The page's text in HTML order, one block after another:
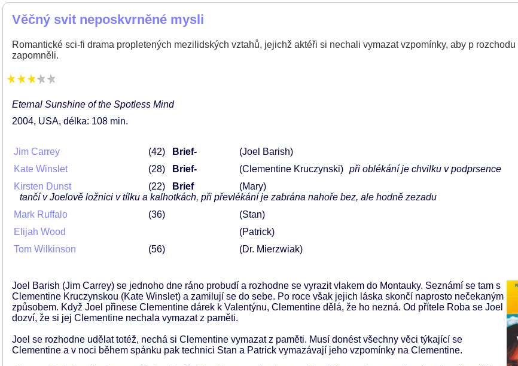
Věčný svit neposkvrněné mysli
Romantické sci-fi drama propletených mezilidských vztahů, jejichž aktéři si nechali vymazat vzpomínky, aby p
zapomněli.
Eternal Sunshine of the Spotless Mind
2004 USA délka: 108 min
Jim Carrey 42 Brief-
(Joel Barish)
Kate Winslet
28 Brief- (Clementine Kruczynski) při oblékání je chvilku v podprsence
Kirsten Dunst
22 Brief
(Mary)
tančí v Joelově ložnici v tílku a kalhotkách, při převlékání je zabrána nahoře bez, ale hodně zezadu
Mark Ruffalo
36
(Stan)
Elijah Wood
(Patrick)
Tom Wilkinson
56 (Dr. Mierzwiak)
Joel Barish (Jim Carrey) se jednoho dne ráno probudí a rozhodne se vyrazit vlakem do Montauky. Seznámí se tam s
Clementine Kruczynskou (Kate Winslet) a zamilují se do sebe. Po roce však jejich láska skončí naprosto nečekaným
způsobem. Když Joel přinese Clementine dárek k Valentýnu, Clementine dělá, že ho nezná. Od přítele Roba se Joel
dozví, že si jej Clementine nechala vymazat z paměti.
Joel se rozhodne udělat totéž, nechá si Clementine vymazat z paměti. Musí donést všechny věci týkající se
Clementine a v noci během spánku pak technici Stan a Patrick vymazávají jeho vzpomínky na Clementine.